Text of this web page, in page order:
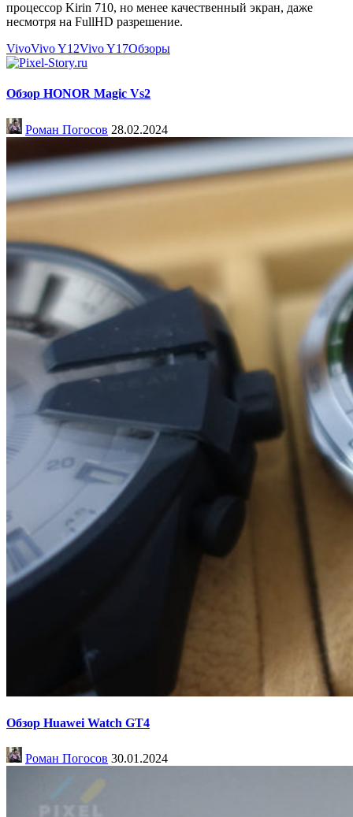
процессор Kirin 710, но менее качественный экран, даже
несмотря на FullHD разрешение.
VivoVivo Y12Vivo Y17Обзоры
Обзор HONOR Magic Vs2
Роман Погосов 28.02.2024
Обзор Huawei Watch GT4
Роман Погосов 30.01.2024